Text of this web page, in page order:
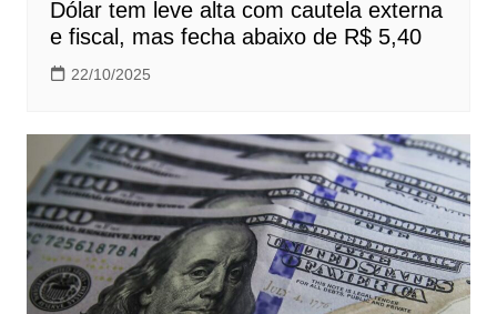
Dólar tem leve alta com cautela externa
e fiscal, mas fecha abaixo de R$ 5,40
22/10/2025